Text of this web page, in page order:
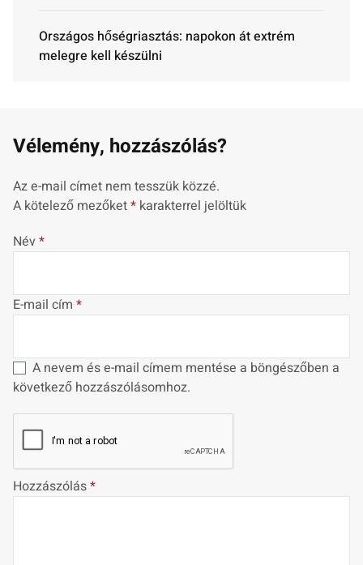
Országos hőségriasztás: napokon át extrém
melegre kell készülni
Vélemény, hozzászólás?
Az e-mail címet nem tesszük közzé.
A kötelező mezőket* karakterrel jelöltük
Név*
E-mail cím *
A nevem és e-mail címem mentése a böngészőben a
következő hozzászólásomhoz.
Hozzászólás*